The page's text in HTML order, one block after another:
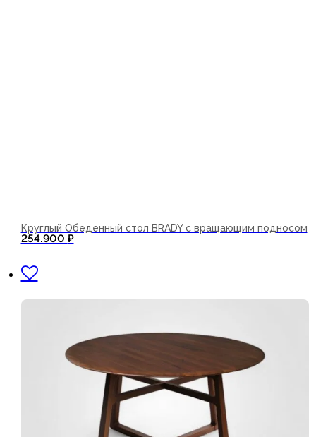
Круглый Обеденный стол BRADY с вращающим подносом
254.900 ₽